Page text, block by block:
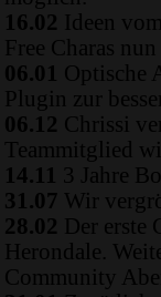
16.02 Ideen
Free Charas
06.01 Optische
Plugin zur
06.12 Chrissi
Teammitglied
14.11 3 Jahre
31.07 Wir
28.02 Der erste
Herondale.
Community